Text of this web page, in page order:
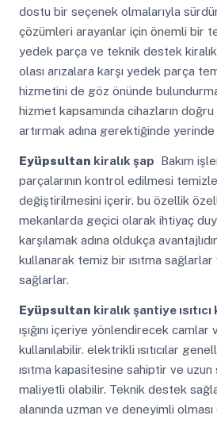
dostu bir seçenek olmalarıyla
çözümleri arayanlar için önemli bir
yedek parça ve teknik destek kiralık
olası arızalara karşı yedek parça
hizmetini de göz önünde
hizmet kapsamında cihazların doğru
artırmak adına gerektiğinde
Eyüpsultan kiralık şap Bakım
parçalarının kontrol edilmesi
değiştirilmesini içerir. bu özellik
mekanlarda geçici olarak ihtiyaç
karşılamak adına oldukça
kullanarak temiz bir ısıtma
sağlarlar.
Eyüpsultan kiralık şantiye
ışığını içeriye yönlendirecek camlar
kullanılabilir. elektrikli ısıtıcılar
ısıtma kapasitesine sahiptir ve uzun
maliyetli olabilir. Teknik destek
alanında uzman ve deneyimli